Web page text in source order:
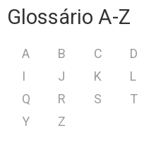
Glossário A-Z
A B C D
I
J K L
Q
R S T
Y
Z